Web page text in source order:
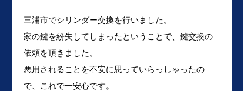
三浦市でシリンダー交換を行いました。
家の鍵を紛失してしまったということで、鍵交換の
依頼を頂きました。
悪用されることを不安に思っていらっしゃったの
で、これで一安心です。